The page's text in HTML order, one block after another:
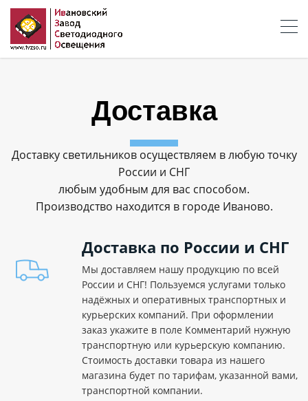
Доставка
Доставку светильников осуществляем в любую точку
России и СНГ
любым удобным для вас способом.
Производство находится в городе Иваново.
Доставка по России и СНГ
Мы доставляем нашу продукцию по всей
России и СНГ! Пользуемся услугами только
надёжных и оперативных транспортных и
курьерских компаний. При оформлении
заказ укажите в поле Комментарий нужную
транспортную или курьерскую компанию.
Стоимость доставки товара из нашего
магазина будет по тарифам, указанной вами,
транспортной компании.